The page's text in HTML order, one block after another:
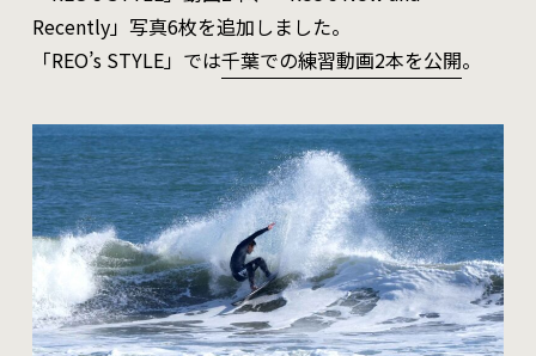
Recently」写真6枚を追加しました。
「REO’s STYLE」では千葉での練習動画2本を公開。